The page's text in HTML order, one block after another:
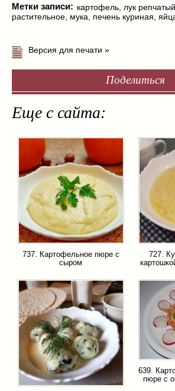
Метки записи: картофель лук репчатый
растительное мука печень куриная
Версия для печати »
Поделиться
Еще с сайта:
737. Картофельное пюре с
сыром
727.
639.
пюре с